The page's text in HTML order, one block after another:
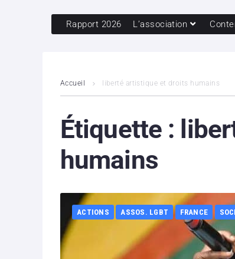
Rapport 2026 L’association
Accueil liberté artistique et droits humains
Étiquette :
humains
ACTIONS ASSOS. LGBT FRANCE